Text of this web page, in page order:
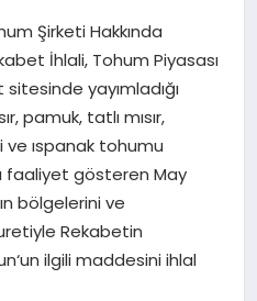
Şirketi Hakkında
İhlali, Tohum Piyasası
yayımladığı
pamuk, tatlı mısır,
ıspanak tohumu
faaliyet gösteren May
bölgelerini ve
Rekabetin
ilgili maddesini ihlal